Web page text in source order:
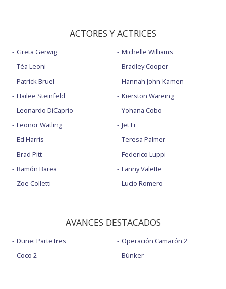
ACTORES Y ACTRICES
Greta Gerwig
Téa Leoni
Patrick Bruel
Hailee Steinfeld
Leonardo DiCaprio
Leonor Watling
Ed Harris
Brad Pitt
Ramón Barea
Zoe Colletti
Michelle Williams
Bradley Cooper
Hannah John-Kamen
Kierston Wareing
Yohana Cobo
Jet Li
Teresa Palmer
Federico Luppi
Fanny Valette
Lucio Romero
AVANCES DESTACADOS
Dune: Parte tres
Coco 2
Operación Camarón 2
Búnker